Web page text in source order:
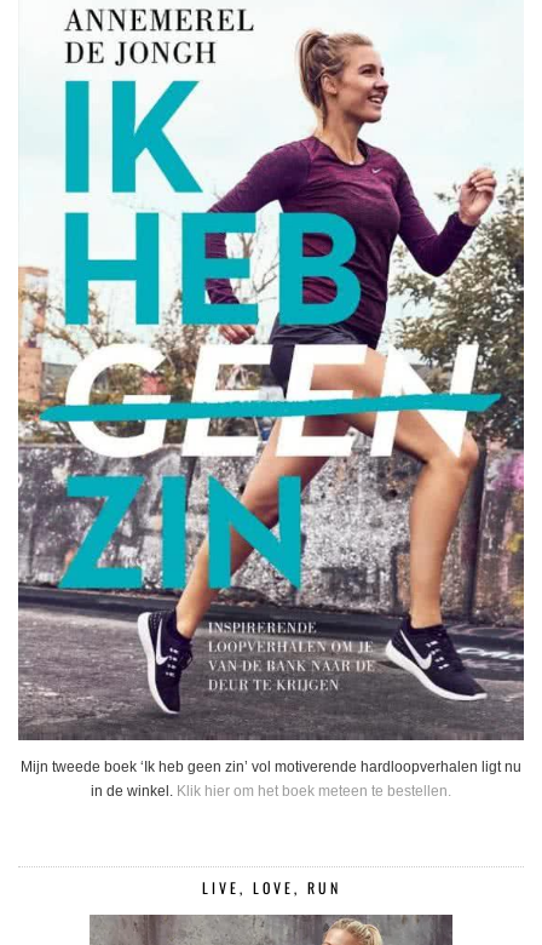
Mijn tweede boek ‘Ik heb geen zin’ vol motiverende hardloopverhalen ligt nu
in de winkel. Klik hier om het boek meteen te bestellen.
LIVE, LOVE, RUN